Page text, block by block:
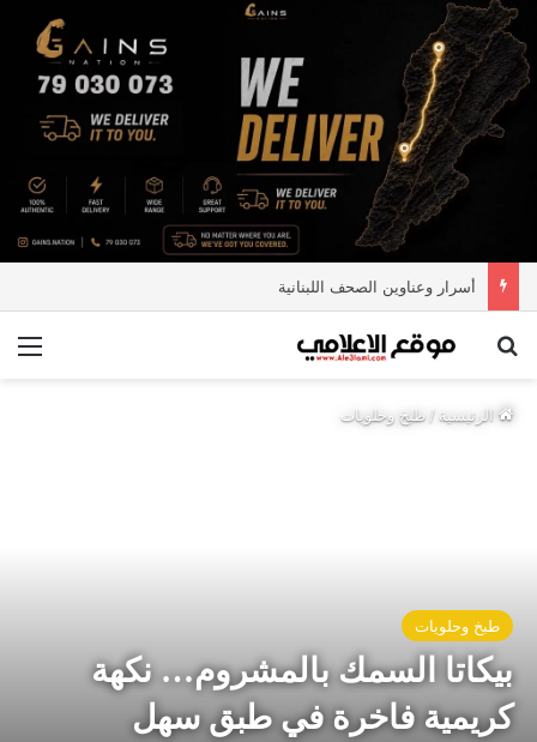
أسرار وعناوين الصحف اللبنانية
بحث عن
الرئيسية/طبخ وحلويات
طبخ وحلويات
بيكاتا السمك بالمشروم… نكهة
كريمية فاخرة في طبق سهل